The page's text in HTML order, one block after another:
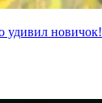
удивил новичок!